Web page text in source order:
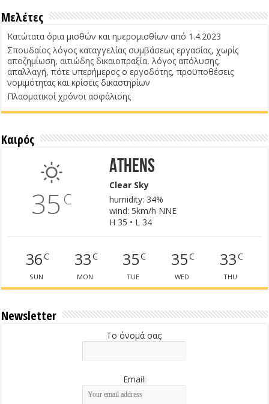
Μελέτες
Κατώτατα όρια μισθών και ημερομισθίων από 1.4.2023
Σπουδαίος λόγος καταγγελίας συμβάσεως εργασίας, χωρίς
αποζημίωση, αιτιώδης δικαιοπραξία, λόγος απόλυσης,
απαλλαγή, πότε υπερήμερος ο εργοδότης, προϋποθέσεις
νομιμότητας και κρίσεις δικαστηρίων
Πλασματικοί χρόνοι ασφάλισης
Καιρός
35C
Athens
Clear Sky
humidity: 34%
wind: 5km/h NNE
H 35 • L 34
36C
SUN
33C
MON
35C
TUE
35C
WED
33C
THU
Newsletter
Το όνομά σας:
Email: